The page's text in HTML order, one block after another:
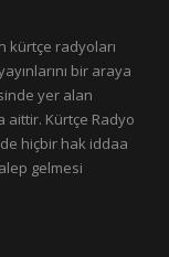
kürtçe radyoları
bir araya
yer alan
aittir. Kürtçe Radyo
hiçbir hak iddaa
gelmesi